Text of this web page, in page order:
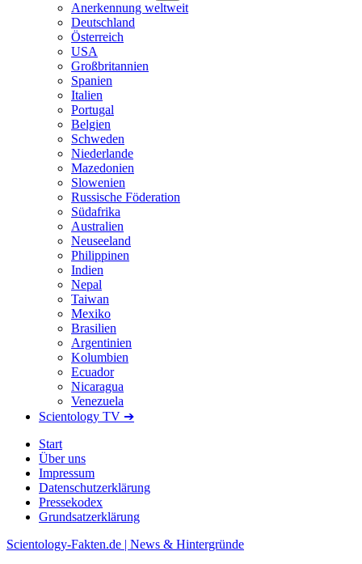
Anerkennung weltweit
Deutschland
Österreich
USA
Großbritannien
Spanien
Italien
Portugal
Belgien
Schweden
Niederlande
Mazedonien
Slowenien
Russische Föderation
Südafrika
Australien
Neuseeland
Philippinen
Indien
Nepal
Taiwan
Mexiko
Brasilien
Argentinien
Kolumbien
Ecuador
Nicaragua
Venezuela
Scientology TV ➔
Start
Über uns
Impressum
Datenschutzerklärung
Pressekodex
Grundsatzerklärung
Scientology-Fakten.de | News & Hintergründe